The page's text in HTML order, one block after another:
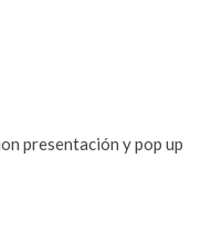
presentación y pop up